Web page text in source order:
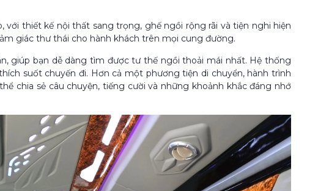
thiết kế nội thất sang trọng, ghế ngồi rộng rãi và tiện nghi hiện
giác thư thái cho hành khách trên mọi cung đường.
giúp bạn dễ dàng tìm được tư thế ngồi thoải mái nhất. Hệ thống
suốt chuyến đi. Hơn cả một phương tiện di chuyển, hành trình
chia sẻ câu chuyện, tiếng cười và những khoảnh khắc đáng nhớ